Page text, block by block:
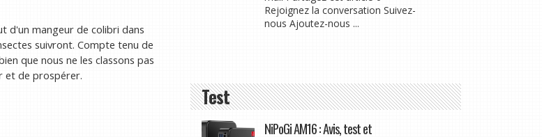
d'un mangeur de colibri dans
suivront. Compte tenu de
que nous ne les classons pas
et de prospérer.
Rejoignez la conversation Suivez-
nous Ajoutez-nous ...
Test
NiPoGi AM16 : Avis, test et